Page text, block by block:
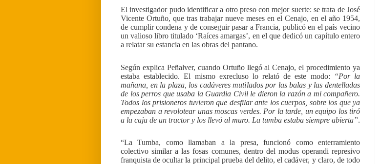
El investigador pudo identificar a otro preso con mejor suerte: se trata de José
Vicente Ortuño, que tras trabajar nueve meses en el Cenajo, en el año 1954,
de cumplir condena y de conseguir pasar a Francia, publicó en el país vecino
un valioso libro titulado ‘Raíces amargas’, en el que dedicó un capítulo entero
a relatar su estancia en las obras del pantano.
Según explica Peñalver, cuando Ortuño llegó al Cenajo, el procedimiento ya
estaba establecido. El mismo exrecluso lo relató de este modo:
“Por la
mañana, en la plaza, los cadáveres mutilados por las balas y las dentelladas
de los perros que usaba la Guardia Civil le dieron la razón a mi compañero.
Todos los prisioneros tuvieron que desfilar ante los cuerpos, sobre los que ya
empezaban a revolotear unas moscas verdes. Por la tarde, un equipo los tiró
a la caja de un tractor y los llevó al muro. La tumba estaba siempre abierta”.
“La Tumba, como llamaban a la presa, funcionó como enterramiento
colectivo similar a las fosas comunes, dentro del modus operandi represivo
franquista de ocultar la principal prueba del delito, el cadáver, y claro, de todo